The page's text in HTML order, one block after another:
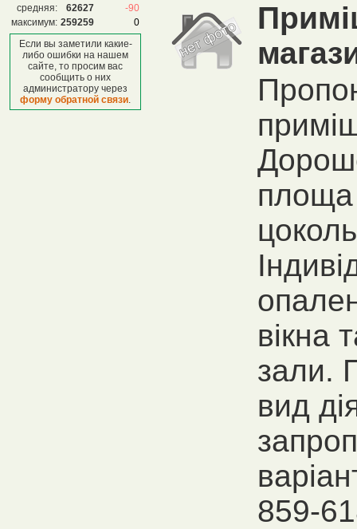
средняя:
62627
-90
максимум: 259259
0
Если вы заметили какие-
либо ошибки на нашем
сайте, то просим вас
сообщить о них
администратору через
форму обратной связи.
вікна
зали.
вид
859-